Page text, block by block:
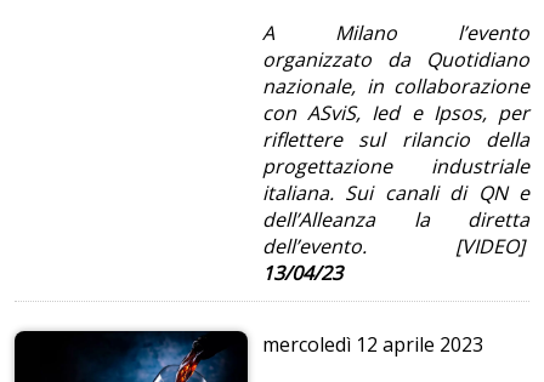
A Milano l’evento
organizzato da Quotidiano
nazionale, in collaborazione
con ASviS, Ied e Ipsos, per
riflettere sul rilancio della
progettazione industriale
italiana. Sui canali di QN e
dell’Alleanza la diretta
dell’evento. [VIDEO]
13/04/23
mercoledì 12 aprile 2023